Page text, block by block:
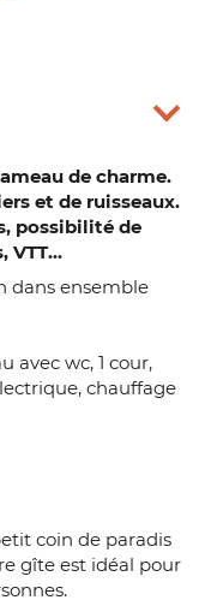
de charme.
et de ruisseaux.
possibilité de
VTT...
dans ensemble
avec wc, 1 cour,
chauffage
coin de paradis
gîte est idéal pour